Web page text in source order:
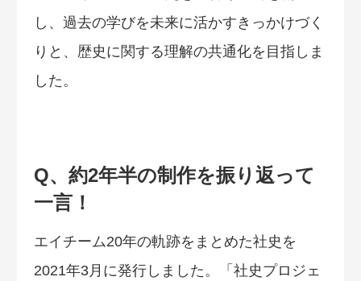
し、過去の学びを未来に活かすきっかけづく
りと、歴史に関する理解の共通化を目指しま
した。
Q、約2年半の制作を振り返って
一言！
エイチーム20年の軌跡をまとめた社史を
2021年3月に発行しました。「社史プロジェ